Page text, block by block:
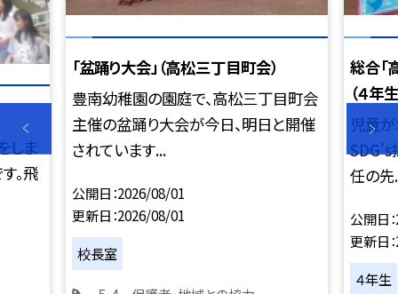
しま
。飛
「盆踊り大会」（高松三丁目町会）
豊南幼稚園の園庭で、高松三丁目町会
主催の盆踊り大会が今日、明日と開催
されています...
公開日 2026/08/01
更新日 2026/08/01
校長室
総合「
（４年
児童
SDG's
任の先
公開日
更新日
４年生